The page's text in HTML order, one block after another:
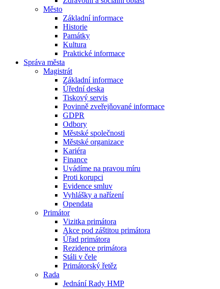
Město
Základní informace
Historie
Památky
Kultura
Praktické informace
Správa města
Magistrát
Základní informace
Úřední deska
Tiskový servis
Povinně zveřejňované informace
GDPR
Odbory
Městské společnosti
Městské organizace
Kariéra
Finance
Uvádíme na pravou míru
Proti korupci
Evidence smluv
Vyhlášky a nařízení
Opendata
Primátor
Vizitka primátora
Akce pod záštitou primátora
Úřad primátora
Rezidence primátora
Stáli v čele
Primátorský řetěz
Rada
Jednání Rady HMP